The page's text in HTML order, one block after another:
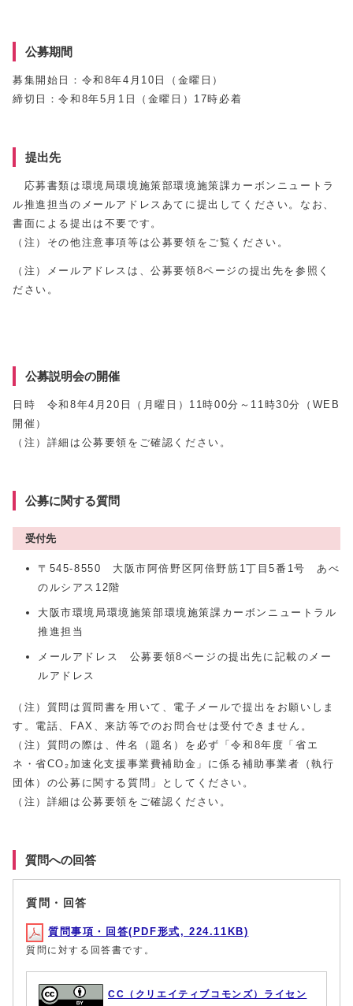
公募期間
募集開始日：令和8年4月10日（金曜日）
締切日：令和8年5月1日（金曜日）17時必着
提出先
応募書類は環境局環境施策部環境施策課カーボンニュートラ
ル推進担当のメールアドレスあてに提出してください。なお、
書面による提出は不要です。
（注）その他注意事項等は公募要領をご覧ください。
（注）メールアドレスは、公募要領8ページの提出先を参照く
ださい。
公募説明会の開催
日時 令和8年4月20日（月曜日）11時00分～11時30分（WEB
開催）
（注）詳細は公募要領をご確認ください。
公募に関する質問
受付先
〒545-8550 大阪市阿倍野区阿倍野筋1丁目5番1号 あべ
のルシアス12階
大阪市環境局環境施策部環境施策課カーボンニュートラル
推進担当
メールアドレス 公募要領8ページの提出先に記載のメー
ルアドレス
（注）質問は質問書を用いて、電子メールで提出をお願いしま
す。電話、FAX、来訪等でのお問合せは受付できません。
（注）質問の際は、件名（題名）を必ず「令和8年度「省エ
ネ・省CO₂加速化支援事業費補助金」に係る補助事業者（執行
団体）の公募に関する質問」としてください。
（注）詳細は公募要領をご確認ください。
質問への回答
質問・回答
質問事項・回答(PDF形式, 224.11KB)
質問に対する回答書です。
CC（クリエイティブコモンズ）ライセン